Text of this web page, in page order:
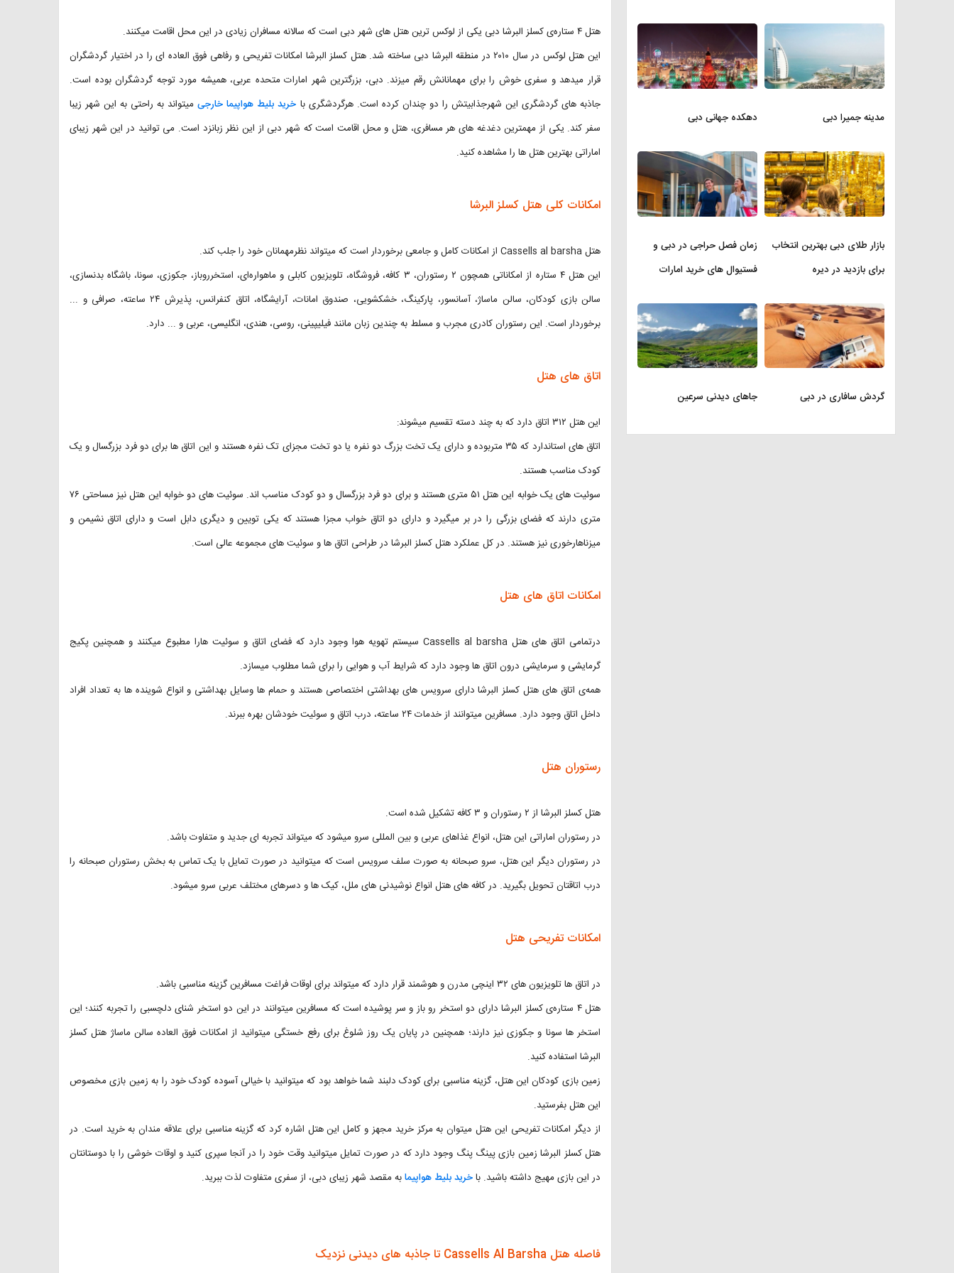
هتل ۴ ستاره‌ی کسلز البرشا دبی یکی از لوکس ترین هتل های شهر دبی است که سالانه مسافران زیادی در این محل اقامت میکنند.
این هتل لوکس در سال ۲۰۱۰ در منطقه البرشا دبی ساخته شد. هتل کسلز البرشا امکانات تفریحی و رفاهی فوق العاده ای را در اختیار گردشگران
قرار میدهد و سفری خوش را برای مهمانانش رقم میزند. دبی، بزرگترین شهر امارات متحده عربی، همیشه مورد توجه گردشگران بوده است.
جاذبه های گردشگری این شهرجذابیتش را دو چندان کرده است. هرگردشگری با خرید بلیط هواپیما خارجیمیتواند به راحتی به این شهر زیبا
سفر کند. یکی از مهمترین دغدغه های هر مسافری، هتل و محل اقامت است که شهر دبی از این نظر زبانزد است. می توانید در این شهر زیبای
اماراتی بهترین هتل ها را مشاهده کنید.
امکانات کلی هتل کسلز البرشا
هتل Cassells al barsha از امکانات کامل و جامعی برخوردار است که میتواند نظرمهمانان خود را جلب کند.
این هتل ۴ ستاره از امکاناتی همچون ۲ رستوران، ۳ کافه، فروشگاه، تلویزیون کابلی‌‌ و‌ ماهواره‌ای، استخرروباز، جکوزی، سونا، باشگاه بدنسازی،
سالن بازی کودکان، سالن ماساژ، آسانسور، پارکینگ، خشکشویی، صندوق امانات، آرایشگاه، اتاق کنفرانس، پذیرش ۲۴ ساعته، صرافی و ...
برخوردار است. این رستوران کادری مجرب و مسلط به چندین زبان مانند فیلیپینی، روسی، هندی، انگلیسی، عربی و ... دارد.
اتاق های هتل
این هتل ۳۱۲ اتاق دارد که به چند دسته تقسیم میشوند:
اتاق های استاندارد که ۳۵ متربو‌ده و‌‌ دارای یک تخت بزرگ دو نفره یا دو تخت مجزای تک نفره هستند و این اتاق ها برای دو فرد بزرگسال و یک
کودک مناسب هستند.
سوئیت های یک خوابه این هتل ۵۱ متری هستند و برای دو فرد بزرگسال و دو کودک مناسب اند. سوئیت های دو خوابه این هتل نیز مساحتی ۷۶
متری دارند که فضای بزرگی را در بر میگیرد و دارای دو اتاق خواب مجزا هستند که یکی تویین و دیگری دابل است و دارای اتاق نشیمن و
میزناهارخوری نیز هستند. در کل عملکرد هتل کسلز البرشا در طراحی اتاق ها و سوئیت های مجموعه عالی است.
امکانات اتاق های هتل
درتمامی اتاق های هتل Cassells al barsha سیستم تهویه هوا وجود دارد که فضای اتاق و سوئیت هارا مطبوع میکنند و همچنین پکیج
گرمایشی و سرمایشی درون اتاق ها وجود دارد که شرایط آب و هوایی را برای شما مطلوب میسازد.
همه‌ی اتاق های هتل کسلز البرشا دارای سرویس های بهداشتی اختصاصی هستند و حمام ها وسایل بهداشتی و انواع شوینده ها به تعداد افراد
داخل اتاق وجود دارد. مسافرین میتوانند از خدمات ۲۴ ساعته، درب اتاق و سوئیت خودشان بهره ببرند.
رستوران هتل
هتل کسلز البرشا از ۲ رستوران و ۳ کافه تشکیل شده است.
در رستوران اماراتی این هتل، انواع غذاهای عربی و بین المللی سرو میشود که میتواند تجربه ای جدید و متفاوت باشد.
در رستوران دیگر این هتل، سرو صبحانه به صورت سلف سرویس است که میتوانید در صورت تمایل با یک تماس به بخش رستوران صبحانه را
درب اتاقتان تحویل بگیرید. در کافه های هتل انواع نوشیدنی های ملل، کیک ها و دسرهای مختلف عربی سرو میشود.
امکانات تفریحی هتل
در اتاق ها تلویزیون های ۳۲ اینچی مدرن و هوشمند قرار دارد که میتواند برای اوقات فراغت مسافرین گزینه مناسبی باشد.
هتل ۴ ستاره‌ی کسلز البرشا دارای دو استخر رو باز و سر پوشیده است که مسافرین میتوانند در این دو استخر شنای دلچسبی را تجربه کنند؛ این
استخر ها سونا و جکوزی نیز دارند؛ همچنین در پایان یک روز شلوغ برای رفع خستگی میتوانید از امکانات فوق العاده سالن ماساژ هتل کسلز
البرشا استفاده کنید.
زمین بازی کودکان این هتل، گزینه مناسبی برای کودک دلبند شما خواهد بود که میتوانید با خیالی آسوده کودک خود را به زمین بازی مخصوص
این هتل بفرستید.
از دیگر امکانات تفریحی این هتل میتوان به مرکز خرید مجهز و کامل این هتل اشاره کرد که گزینه مناسبی برای علاقه مندان به خرید است. در
هتل کسلز البرشا زمین بازی پینگ پنگ وجود دارد که در صورت تمایل میتوانید وقت خود را در آنجا سپری کنید و اوقات خوشی را با دوستانتان
در این بازی مهیج داشته باشید. باخرید بلیط هواپیمابه مقصد شهر زیبای دبی، از سفری متفاوت لذت ببرید.
فاصله هتل Cassells Al Barsha تا جاذبه های دیدنی نزدیک
مدینه جمیرا دبی دهکده جهانی دبی
بازار طلای دبی بهترین انتخاب
برای بازدید در دیره
زمان فصل حراجی در دبی و
فستیوال های خرید امارات
گردش سافاری در دبی جاهای دیدنی سرعین